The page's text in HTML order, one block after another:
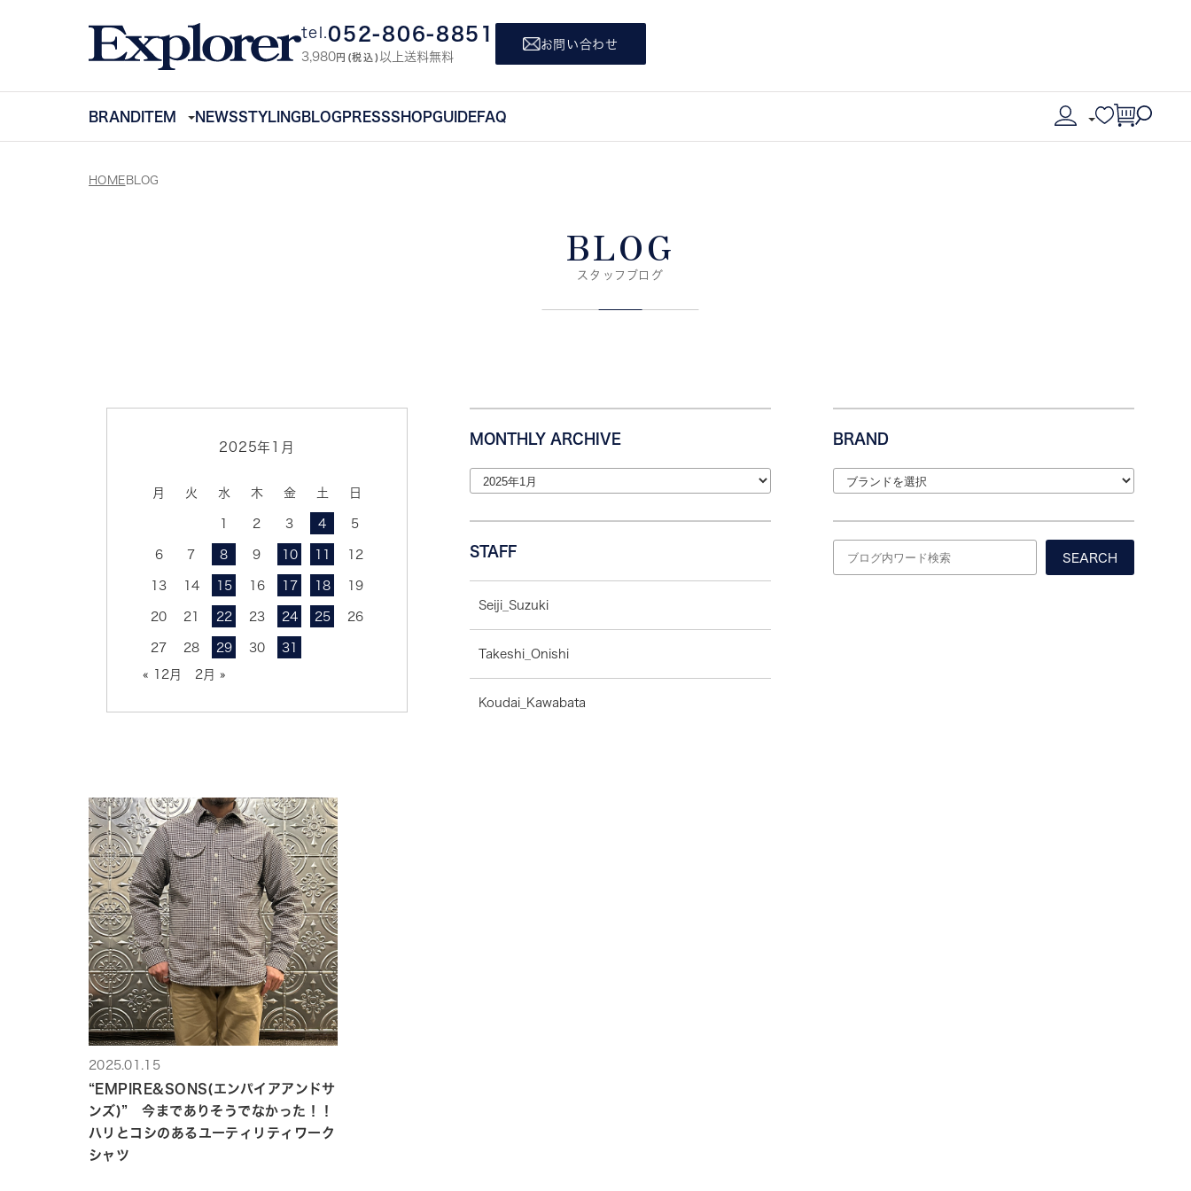
tel.052-806-8851
3,980円(税込)以上送料無料
お問い合わせ
BRANDITEM NEWSSTYLINGBLOGPRESSSHOPGUIDEFAQ
HOMEBLOG
BLOG
スタッフブログ
2025年1月
月 火 水 木 金 土 日
1 2 3 4 5
6 7 8 9 10 11 12
13 14 15 16 17 18 19
20 21 22 23 24 25 26
27 28 29 30
31
« 12月
2月 »
MONTHLY ARCHIVE
STAFF
Seiji_Suzuki
Takeshi_Onishi
Koudai_Kawabata
BRAND
SEARCH
2025.01.15
“EMPIRE&SONS(エンパイアアンドサ
ンズ)” 今までありそうでなかった！！
ハリとコシのあるユーティリティワーク
シャツ